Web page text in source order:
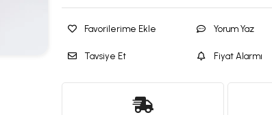
Favorilerime Ekle
Tavsiye Et
Yorum Yaz
Fiyat Alarmı